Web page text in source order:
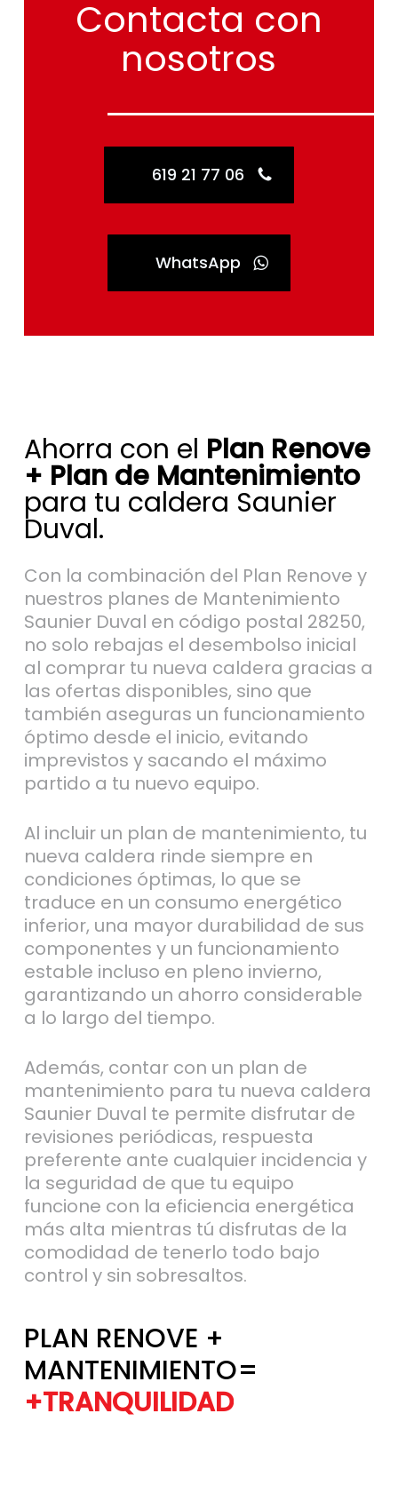
nosotros
619 21 77 06
WhatsApp
+ Plan de Mantenimiento
para tu caldera Saunier
Duval.
Con la combinación del Plan Renove y
nuestros planes de Mantenimiento
Saunier Duval en código postal 28250,
no solo rebajas el desembolso inicial
al comprar tu nueva caldera gracias a
las ofertas disponibles, sino que
también aseguras un funcionamiento
óptimo desde el inicio, evitando
imprevistos y sacando el máximo
partido a tu nuevo equipo.
Al incluir un plan de mantenimiento, tu
nueva caldera rinde siempre en
condiciones óptimas, lo que se
traduce en un consumo energético
inferior, una mayor durabilidad de sus
componentes y un funcionamiento
estable incluso en pleno invierno,
garantizando un ahorro considerable
a lo largo del tiempo.
Además, contar con un plan de
mantenimiento para tu nueva caldera
Saunier Duval te permite disfrutar de
revisiones periódicas, respuesta
preferente ante cualquier incidencia y
la seguridad de que tu equipo
funcione con la eficiencia energética
más alta mientras tú disfrutas de la
comodidad de tenerlo todo bajo
control y sin sobresaltos.
MANTENIMIENTO=
+TRANQUILIDAD
+EFICIENCIA